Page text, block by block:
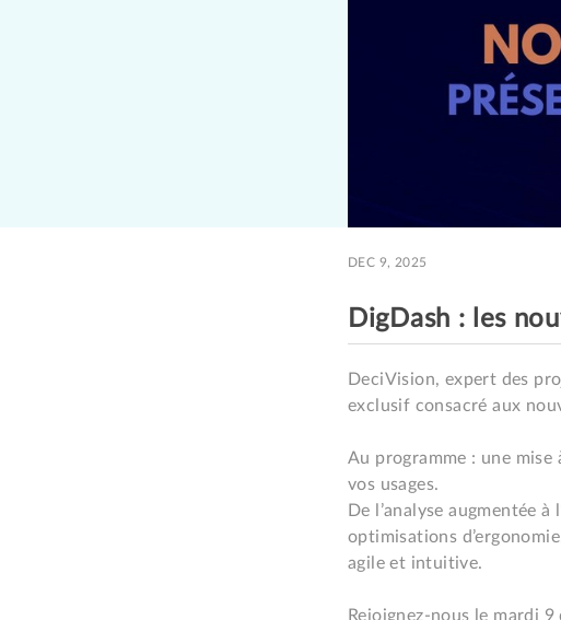
DEC 9, 2025
DigDash : les
DeciVision, expert des
exclusif consacré aux
Au programme : une
vos usages.
De l’analyse augmentée
optimisations
agile et intuitive.
Rejoignez-nous le mardi